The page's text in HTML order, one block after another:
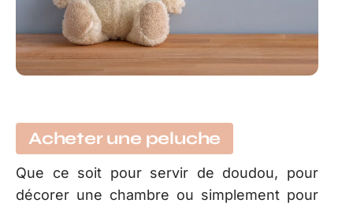
Acheter une peluche
Que ce soit pour servir de doudou, pour
décorer une chambre ou simplement pour